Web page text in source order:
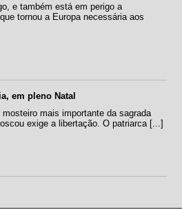
e também está em perigo a
tornou a Europa necessária aos
em pleno Natal
mais importante da sagrada
exige a libertação. O patriarca [...]